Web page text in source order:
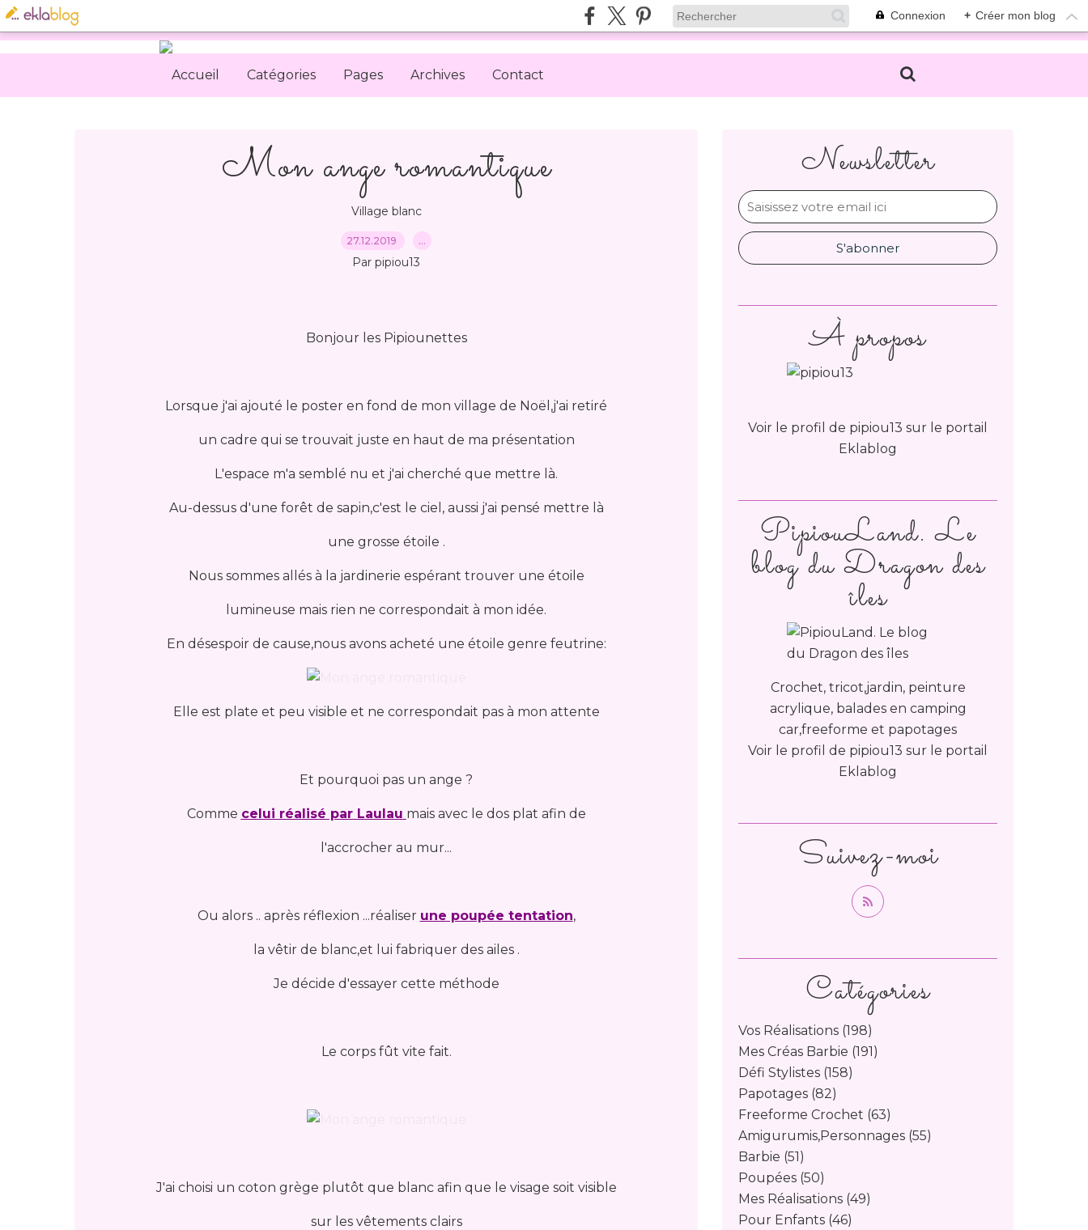
Connexion + Créer mon blog
Accueil Catégories Pages Archives Contact
Mon ange romantique
Village blanc
27.12.2019 …
Par pipiou13
Bonjour les Pipiounettes
Lorsque j'ai ajouté le poster en fond de mon village de Noël,j'ai retiré
un cadre qui se trouvait juste en haut de ma présentation
L'espace m'a semblé nu et j'ai cherché que mettre là.
Au-dessus d'une forêt de sapin,c'est le ciel, aussi j'ai pensé mettre là
une grosse étoile .
Nous sommes allés à la jardinerie espérant trouver une étoile
lumineuse mais rien ne correspondait à mon idée.
En désespoir de cause,nous avons acheté une étoile genre feutrine:
Elle est plate et peu visible et ne correspondait pas à mon attente
Et pourquoi pas un ange ?
Comme celui réalisé par Laulau mais avec le dos plat afin de
l'accrocher au mur...
Ou alors .. après réflexion ...réaliser une poupée tentation,
la vêtir de blanc,et lui fabriquer des ailes .
Je décide d'essayer cette méthode
Le corps fût vite fait.
J'ai choisi un coton grège plutôt que blanc afin que le visage soit visible
sur les vêtements clairs
Newsletter
Catégories
Vos Réalisations (198)
Mes Créas Barbie (191)
Défi Stylistes (158)
Papotages (82)
Freeforme Crochet (63)
Amigurumis,personnages (55)
Barbie (51)
Poupées (50)
Mes Réalisations (49)
Pour Enfants (46)
PipiouLand. Le
blog du Dragon des
îles
Crochet, tricot,jardin, peinture
acrylique, balades en camping
car,freeforme et papotages
Voir le profil de pipiou13 sur le portail
Eklablog
Suivez-moi
À propos
Voir le profil de pipiou13 sur le portail
Eklablog